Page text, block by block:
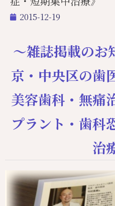
2015-12-19
〜雑誌掲載のお
京・中央区の歯
美容歯科・無痛
プラント・歯科
治